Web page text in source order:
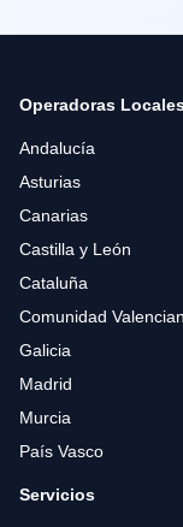
Operadoras
Andalucía
Asturias
Canarias
Castilla y León
Cataluña
Comunidad
Galicia
Madrid
Murcia
País Vasco
Servicios